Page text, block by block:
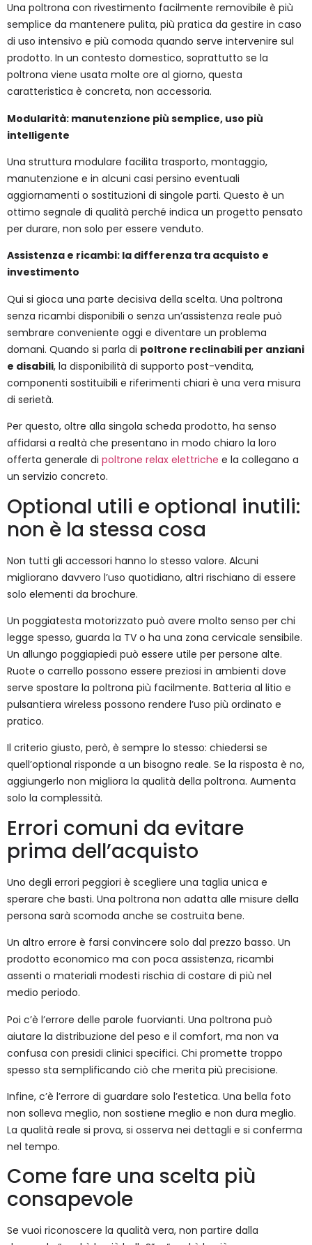
Una poltrona con rivestimento facilmente removibile è più
semplice da mantenere pulita, più pratica da gestire in caso
di uso intensivo e più comoda quando serve intervenire sul
prodotto. In un contesto domestico, soprattutto se la
poltrona viene usata molte ore al giorno, questa
caratteristica è concreta, non accessoria.
Modularità: manutenzione più semplice, uso più
intelligente
Una struttura modulare facilita trasporto, montaggio,
manutenzione e in alcuni casi persino eventuali
aggiornamenti o sostituzioni di singole parti. Questo è un
ottimo segnale di qualità perché indica un progetto pensato
per durare, non solo per essere venduto.
Assistenza e ricambi: la differenza tra acquisto e
investimento
Qui si gioca una parte decisiva della scelta. Una poltrona
senza ricambi disponibili o senza un’assistenza reale può
sembrare conveniente oggi e diventare un problema
domani. Quando si parla di poltrone reclinabili per anziani
e disabili, la disponibilità di supporto post-vendita,
componenti sostituibili e riferimenti chiari è una vera misura
di serietà.
Per questo, oltre alla singola scheda prodotto, ha senso
affidarsi a realtà che presentano in modo chiaro la loro
offerta generale di poltrone relax elettriche e la collegano a
un servizio concreto.
Optional utili e optional inutili:
non è la stessa cosa
Non tutti gli accessori hanno lo stesso valore. Alcuni
migliorano davvero l’uso quotidiano, altri rischiano di essere
solo elementi da brochure.
Un poggiatesta motorizzato può avere molto senso per chi
legge spesso, guarda la TV o ha una zona cervicale sensibile.
Un allungo poggiapiedi può essere utile per persone alte.
Ruote o carrello possono essere preziosi in ambienti dove
serve spostare la poltrona più facilmente. Batteria al litio e
pulsantiera wireless possono rendere l’uso più ordinato e
pratico.
Il criterio giusto, però, è sempre lo stesso: chiedersi se
quell’optional risponde a un bisogno reale. Se la risposta è no,
aggiungerlo non migliora la qualità della poltrona. Aumenta
solo la complessità.
Errori comuni da evitare
prima dell’acquisto
Uno degli errori peggiori è scegliere una taglia unica e
sperare che basti. Una poltrona non adatta alle misure della
persona sarà scomoda anche se costruita bene.
Un altro errore è farsi convincere solo dal prezzo basso. Un
prodotto economico ma con poca assistenza, ricambi
assenti o materiali modesti rischia di costare di più nel
medio periodo.
Poi c’è l’errore delle parole fuorvianti. Una poltrona può
aiutare la distribuzione del peso e il comfort, ma non va
confusa con presidi clinici specifici. Chi promette troppo
spesso sta semplificando ciò che merita più precisione.
Infine, c’è l’errore di guardare solo l’estetica. Una bella foto
non solleva meglio, non sostiene meglio e non dura meglio.
La qualità reale si prova, si osserva nei dettagli e si conferma
nel tempo.
Come fare una scelta più
consapevole
Se vuoi riconoscere la qualità vera, non partire dalla